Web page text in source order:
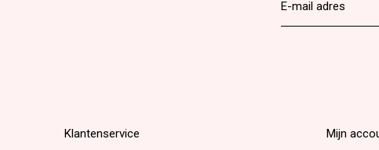
Klantenservice Mijn